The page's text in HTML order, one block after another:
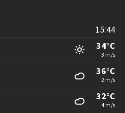
15:44
34°C
3 m/s
36°C
2 m/s
32°C
4 m/s